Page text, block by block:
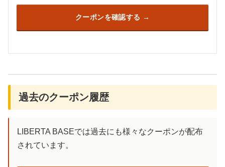
クーポンを確認する
過去のクーポン履歴
LIBERTA BASEでは過去にも様々なクーポンが配布
されています。